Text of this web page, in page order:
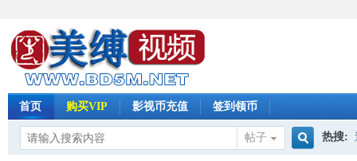
首页 购买VIP 影视币充值 签到领币
帖子 热搜: